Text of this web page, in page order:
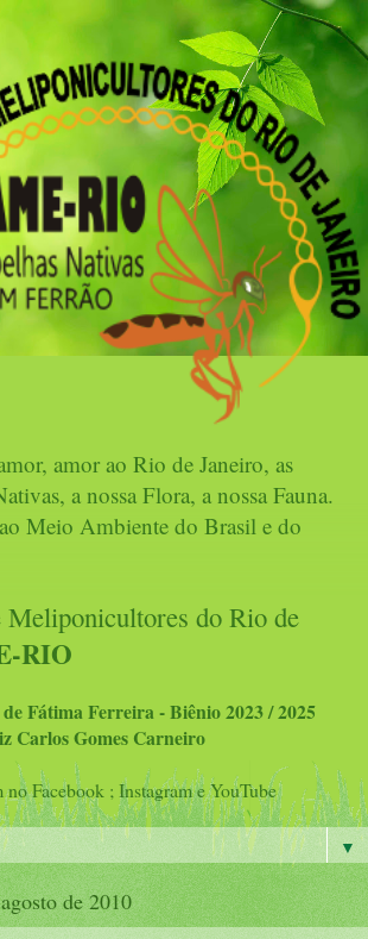
amor ao Rio de Janeiro, as
a nossa Flora, a nossa Fauna.
Meio Ambiente do Brasil e do
Meliponicultores do Rio de
RIO
Fátima Ferreira - Biênio 2023 / 2025
Carlos Gomes Carneiro
Facebook ; Instagram e YouTube
▼
de 2010